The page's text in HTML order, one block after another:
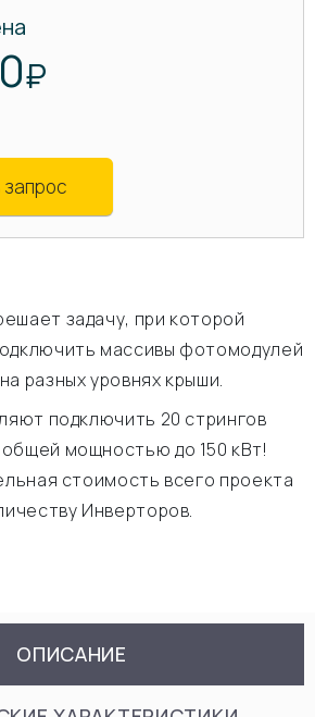
₽
запрос
задачу, при которой
массивы фотомодулей
разных уровнях крыши.
подключить 20 стрингов
мощностью до 150 кВт!
стоимость всего проекта
Инверторов.
ОПИСАНИЕ